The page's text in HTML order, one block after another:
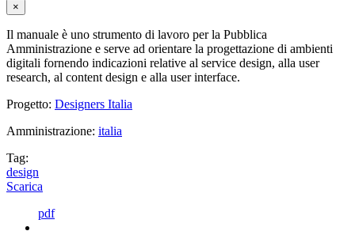
×
Il manuale è uno strumento di lavoro per la Pubblica
Amministrazione e serve ad orientare la progettazione di ambienti
digitali fornendo indicazioni relative al service design, alla user
research, al content design e alla user interface.
Progetto: Designers Italia
Amministrazione: italia
Tag:
design
Scarica
pdf